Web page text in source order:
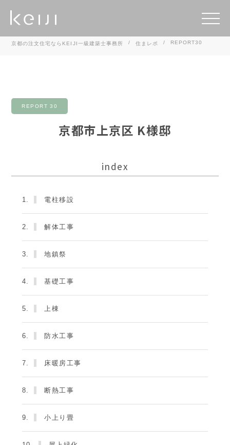
京都の注文住宅ならKEIJI一級建築士事務所 住まレポ REPORT30
REPORT 30
京都市上京区 K様邸
index
1. 電柱移設
2. 解体工事
3. 地鎮祭
4. 基礎工事
5. 上棟
6. 防水工事
7. 床暖房工事
8. 断熱工事
9. 小上り畳